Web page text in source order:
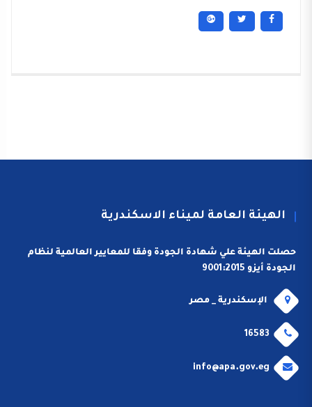
الهيئة العامة لميناء الاسكندرية
حصلت الهيئة علي شهادة الجودة وفقا للمعايير العالمية لنظام
الجودة أيزو 9001:2015
الإسكندرية _ مصر
16583
info@apa.gov.eg